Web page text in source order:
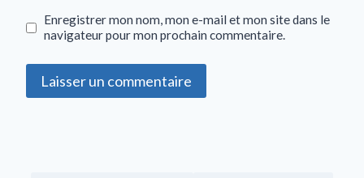
Enregistrer mon nom, mon e-mail et mon site dans le
navigateur pour mon prochain commentaire.